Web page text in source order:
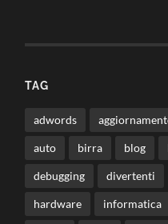
TAG
adwords
auto birra blog
debugging divertenti
hardware informatica